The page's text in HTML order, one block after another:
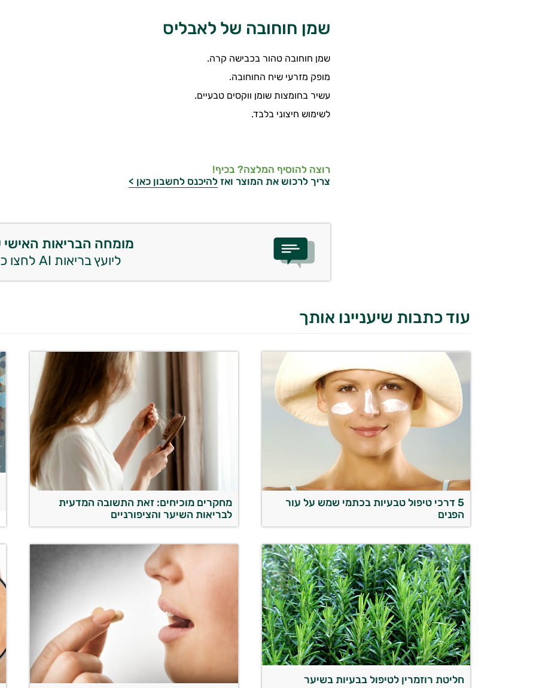
שמן חוחובה של לאבליס
שמן חוחובה טהור בכבישה קרה.
מופק מזרעי שיח החוחובה.
עשיר בחומצות שומן ווקסים טבעיים.
לשימוש חיצוני בלבד.
רוצה להוסיף המלצה? בכיף!
צריך לרכוש את המוצר ואז להיכנס לחשבון כאן >
מומחה הבריאות
ליועץ בריאות AI לחצו כאן
עוד כתבות שיעניינו אותך
5 דרכי טיפול טבעיות בכתמי שמש על עור
הפנים
מחקרים מוכיחים: זאת התשובה המדעית
לבריאות השיער והציפורניים
חליטת רוזמרין לטיפול בבעיות בשיער